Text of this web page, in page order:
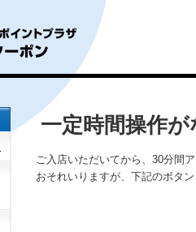
一定時間操作
ご入店いただいてから、30分間
おそれいりますが、下記のボタ